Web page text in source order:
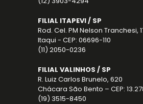
FILIAL ITAPEVI / SP
Rod. Cel. PM Nelson Tranchesi,
Itaqui - CEP: 06696-110
(11) 2050-0236
FILIAL VALINHOS / SP
R. Luiz Carlos Brunelo, 620
Chácara São Bento – CEP:
(19) 3515-8450